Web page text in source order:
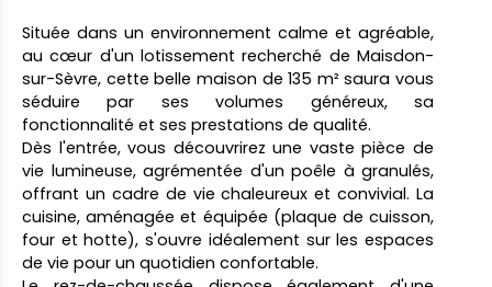
Située dans un environnement calme et agréable,
au cœur d'un lotissement recherché de Maisdon-
sur-Sèvre, cette belle maison de 135 m² saura vous
séduire par ses volumes généreux, sa
fonctionnalité et ses prestations de qualité.
Dès l'entrée, vous découvrirez une vaste pièce de
vie lumineuse, agrémentée d'un poêle à granulés,
offrant un cadre de vie chaleureux et convivial. La
cuisine, aménagée et équipée (plaque de cuisson,
four et hotte), s'ouvre idéalement sur les espaces
de vie pour un quotidien confortable.